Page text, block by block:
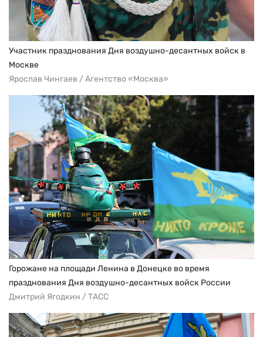
Участник празднования Дня воздушно-десантных войск в
Москве
Ярослав Чингаев / Агентство «Москва»
Горожане на площади Ленина в Донецке во время
празднования Дня воздушно-десантных войск России
Дмитрий Ягодкин / ТАСС